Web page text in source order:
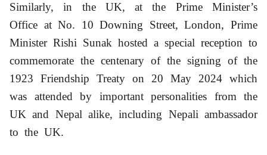
Similarly, in the UK, at the Prime Minister’s
Office at No. 10 Downing Street, London, Prime
Minister Rishi Sunak hosted a special reception to
commemorate the centenary of the signing of the
1923 Friendship Treaty on 20 May 2024 which
was attended by important personalities from the
UK and Nepal alike, including Nepali ambassador
to the UK.